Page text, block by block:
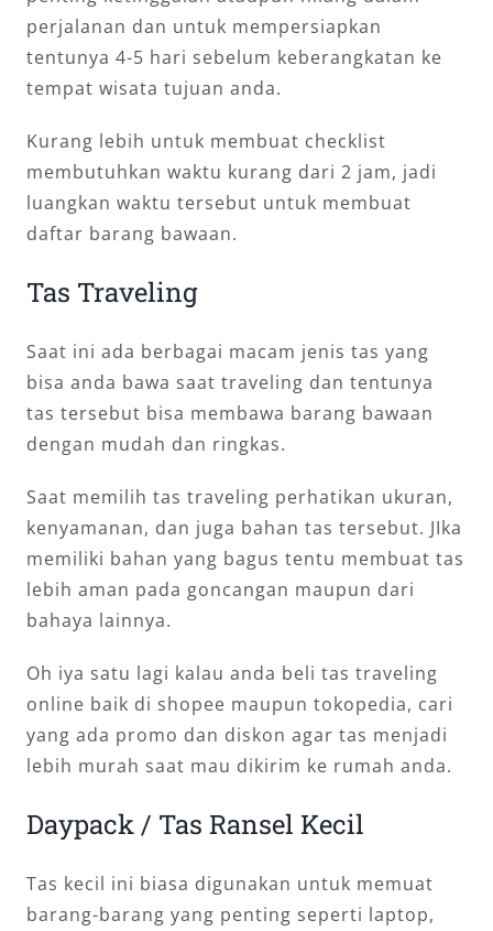
perjalanan dan untuk mempersiapkan
tentunya 4-5 hari sebelum keberangkatan ke
tempat wisata tujuan anda.
Kurang lebih untuk membuat checklist
membutuhkan waktu kurang dari 2 jam, jadi
luangkan waktu tersebut untuk membuat
daftar barang bawaan.
Tas Traveling
Saat ini ada berbagai macam jenis tas yang
bisa anda bawa saat traveling dan tentunya
tas tersebut bisa membawa barang bawaan
dengan mudah dan ringkas.
Saat memilih tas traveling perhatikan ukuran,
kenyamanan, dan juga bahan tas tersebut. JIka
memiliki bahan yang bagus tentu membuat tas
lebih aman pada goncangan maupun dari
bahaya lainnya.
Oh iya satu lagi kalau anda beli tas traveling
online baik di shopee maupun tokopedia, cari
yang ada promo dan diskon agar tas menjadi
lebih murah saat mau dikirim ke rumah anda.
Daypack / Tas Ransel Kecil
Tas kecil ini biasa digunakan untuk memuat
barang-barang yang penting seperti laptop,